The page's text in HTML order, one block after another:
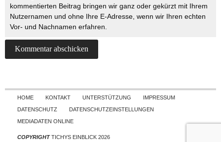
kommentierten Beitrag bringen wir ganz oder gekürzt mit Ihrem
Nutzernamen und ohne Ihre E-Adresse, wenn wir Ihren echten
Vor- und Nachnamen erfahren.
Skip to content
HOME KONTAKT UNTERSTÜTZUNG
IMPRESSUM
DATENSCHUTZ
DATENSCHUTZEINSTELLUNGEN
MEDIADATEN ONLINE
COPYRIGHTTICHYS EINBLICK 2026